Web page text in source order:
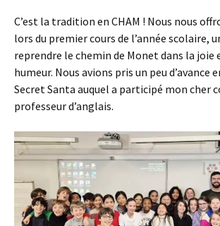
C’est la tradition en CHAM ! Nous nous
lors du premier cours de l’année scolaire,
reprendre le chemin de Monet dans la joie
humeur. Nous avions pris un peu d’avance
Secret Santa auquel a participé mon cher
professeur d’anglais.